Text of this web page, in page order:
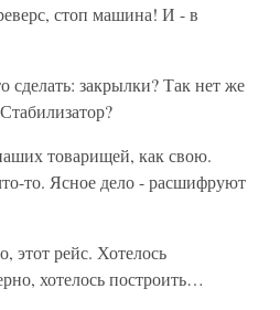
стоп машина! И - в
сделать: закрылки? Так нет же
товарищей, как свою.
то. Ясное дело - расшифруют
этот рейс. Хотелось
хотелось построить…